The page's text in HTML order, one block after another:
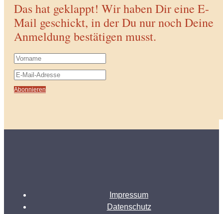
Das hat geklappt! Wir haben Dir eine E-
Mail geschickt, in der Du nur noch Deine
Anmeldung bestätigen musst.
Abonnieren
Impressum
Datenschutz